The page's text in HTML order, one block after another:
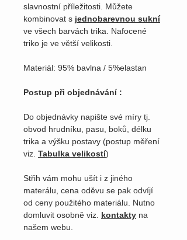
slavnostní příležitosti. Můžete
kombinovat s jednobarevnou sukní
ve všech barvách trika. Nafocené
triko je ve větší velikosti.
Materiál: 95% bavlna / 5%elastan
Postup při objednávání :
Do objednávky napište své míry tj.
obvod hrudníku, pasu, boků, délku
trika a výšku postavy (postup měření
viz. Tabulka velikostí)
Střih vám mohu ušít i z jiného
materálu, cena oděvu se pak odvíjí
od ceny použitého materiálu. Nutno
domluvit osobně viz. kontakty na
našem webu.